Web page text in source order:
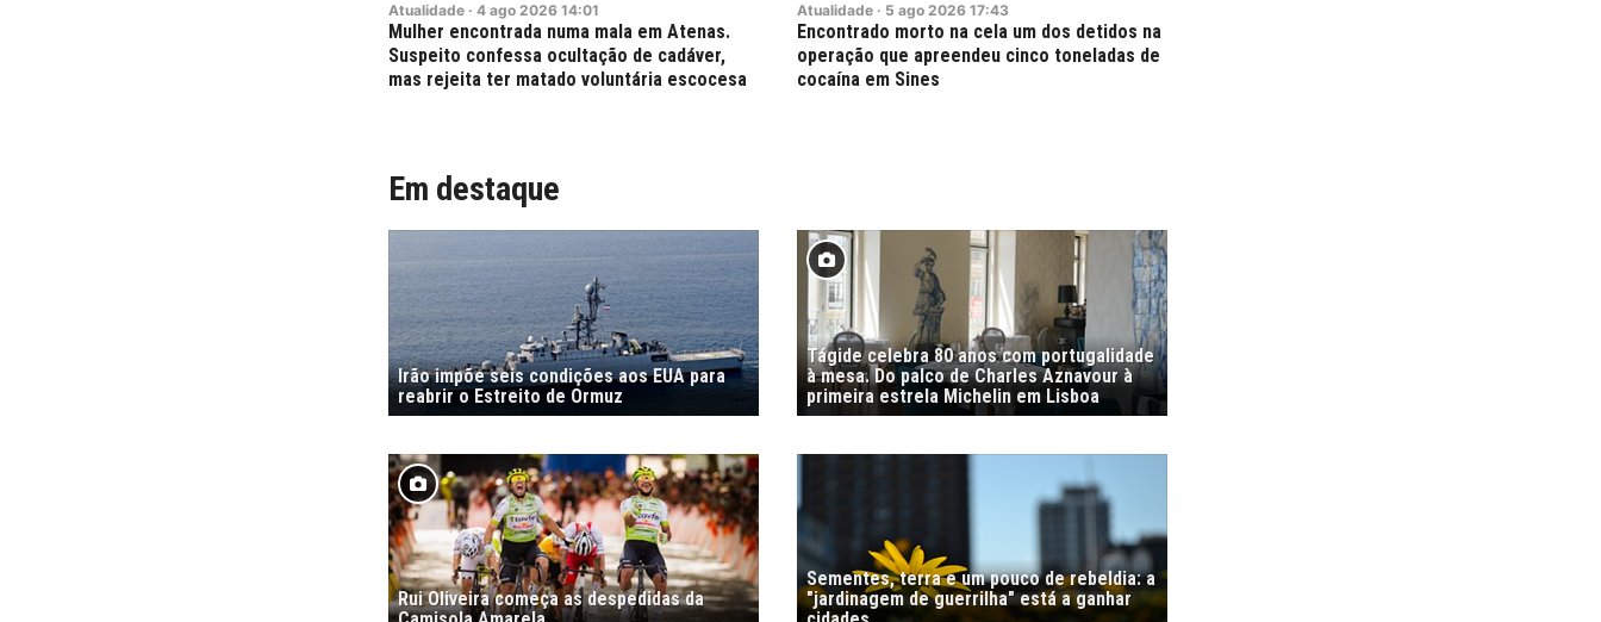
Atualidade · 4 ago 2026 14:01
Mulher encontrada numa mala em Atenas.
Suspeito confessa ocultação de cadáver,
mas rejeita ter matado voluntária escocesa
Atualidade · 5 ago 2026 17:43
Encontrado morto na cela um dos detidos na
operação que apreendeu cinco toneladas de
cocaína em Sines
Em destaque
Irão impõe seis condições aos EUA para
reabrir o Estreito de Ormuz
Tágide celebra 80 anos com portugalidade
à mesa. Do palco de Charles Aznavour à
primeira estrela Michelin em Lisboa
Rui Oliveira começa as despedidas da
Sementes, terra e um pouco de rebeldia: a
"jardinagem de guerrilha" está a ganhar